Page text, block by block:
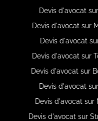
Devis d'avocat
Devis d'avocat sur
Devis d'avocat
Devis d'avocat sur
Devis d'avocat sur
Devis d'avocat
Devis d'avocat
Devis d'avocat sur